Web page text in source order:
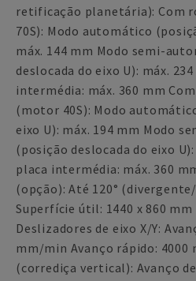
retificação planetária): Com
70S): Modo automático
máx. 144 mm Modo semi-
deslocada do eixo U): máx.
intermédia: máx. 360 mm
(motor 40S): Modo
eixo U): máx. 194 mm Modo
(posição deslocada do eixo
placa intermédia: máx. 360
(opção): Até 120°
Superfície útil: 1440 x 860
Deslizadores de eixo X/Y:
mm/min Avanço rápido: 4000
(corrediça vertical): Avanço